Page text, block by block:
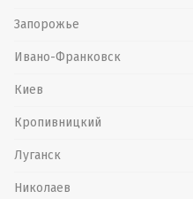
Запорожье
Ивано-Франковск
Киев
Кропивницкий
Луганск
Николаев